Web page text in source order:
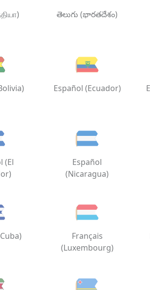
తెలుగు (భారతదేశం)
Español (Ecuador)
(El
Español
(Nicaragua)
Français
(Luxembourg)